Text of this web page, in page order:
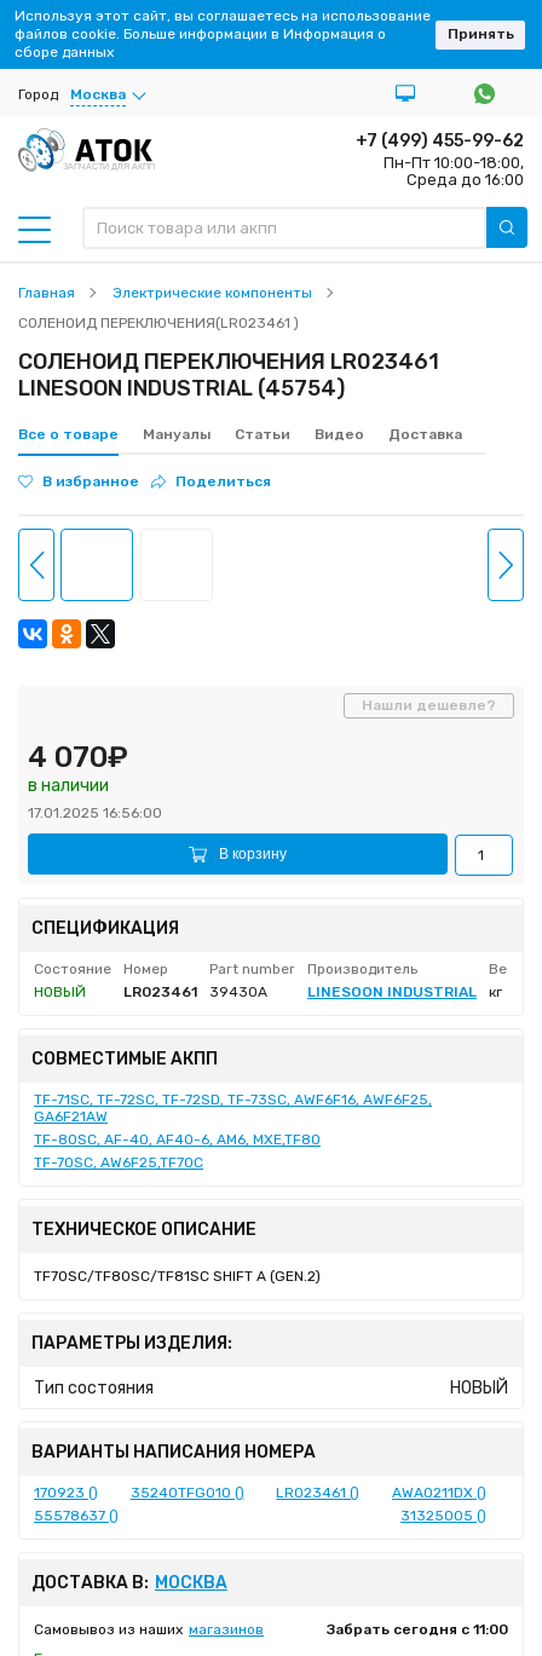
Город Москва
ЗАПЧАСТИ ДЛЯ АКПП
+7 (499) 455-99-62
Пн-Пт 10:00-18:00,
Среда до 16:00
Главная
Электрические компоненты
СОЛЕНОИД ПЕРЕКЛЮЧЕНИЯ(LR023461 )
СОЛЕНОИД ПЕРЕКЛЮЧЕНИЯ LR023461
LINESOON INDUSTRIAL (45754)
Все о товаре Мануалы Статьи Видео Доставка
В избранное Поделиться
4 070₽
в наличии
17.01.2025 16:56:00
В корзину
Нашли дешевле?
СПЕЦИФИКАЦИЯ
Состояние Номер Part number Производитель
Вес
НОВЫЙ
LR023461 39430A LINESOON INDUSTRIAL кг
СОВМЕСТИМЫЕ АКПП
TF-71SC, TF-72SC, TF-72SD, TF-73SC, AWF6F16, AWF6F25,
GA6F21AW
TF-80SC, AF-40, AF40-6, AM6, MXE,TF80
TF-70SC, AW6F25,TF70C
ТЕХНИЧЕСКОЕ ОПИСАНИЕ
TF70SC/TF80SC/TF81SC SHIFT A (GEN.2)
ПАРАМЕТРЫ ИЗДЕЛИЯ:
Тип состояния НОВЫЙ
ВАРИАНТЫ НАПИСАНИЯ НОМЕРА
170923 () 35240TFG010 () LR023461 ()
AWA0211DX ()
55578637 ()
31325005 ()
ДОСТАВКА В: МОСКВА
Самовывоз из наших магазинов
Забрать сегодня с 11:00
Используя этот сайт, вы соглашаетесь на использование
файлов cookie. Больше информации в Информация о
сборе данных
Принять